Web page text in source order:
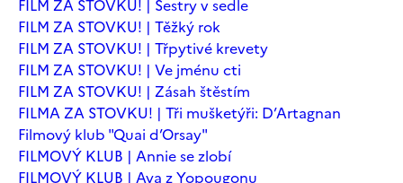
FILM ZA STOVKU! | Sestry v sedle
FILM ZA STOVKU! | Těžký rok
FILM ZA STOVKU! | Třpytivé krevety
FILM ZA STOVKU! | Ve jménu cti
FILM ZA STOVKU! | Zásah štěstím
FILMA ZA STOVKU! | Tři mušketýři: D’Artagnan
Filmový klub "Quai d’Orsay"
FILMOVÝ KLUB | Annie se zlobí
FILMOVÝ KLUB | Aya z Yopougonu